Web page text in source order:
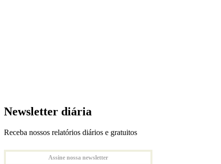
Newsletter diária
Receba nossos relatórios diários e gratuitos
Assine nossa newsletter